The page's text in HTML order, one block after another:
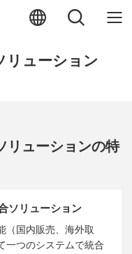
リューション
リューションの特
ソリューション
（国内販売、海外取
一つのシステムで統合